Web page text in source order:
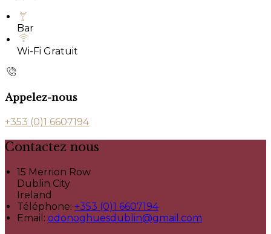
Bar
Wi-Fi Gratuit
Appelez-nous
+353 (0)1 6607194
Contactez nous
15 Merrion Row
Dublin City
Ireland
Téléphone: +353 (0)1 6607194
Email: odonoghuesdublin@gmail.com